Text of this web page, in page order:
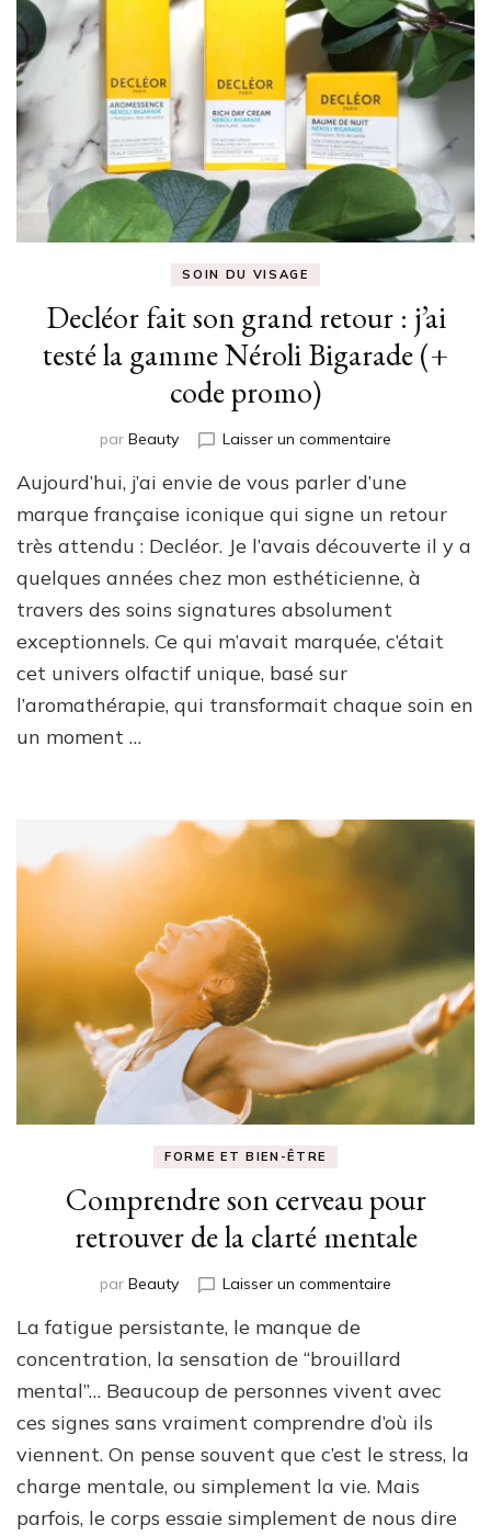
SOIN DU VISAGE
Decléor fait son grand retour : j’ai
testé la gamme Néroli Bigarade (+
code promo)
par Beauty Laisser un commentaire
fait
son
retour
:
testé
la
Bigarade
Aujourd’hui, j’ai envie de vous parler d’une
marque française iconique qui signe un retour
très attendu : Decléor. Je l’avais découverte il y a
quelques années chez mon esthéticienne, à
travers des soins signatures absolument
exceptionnels. Ce qui m’avait marquée, c’était
cet univers olfactif unique, basé sur
l’aromathérapie, qui transformait chaque soin en
un moment …
FORME ET BIEN-ÊTRE
Comprendre son cerveau pour
retrouver de la clarté mentale
par Beauty Laisser un commentaire
cerveau
retrouver
de
la
clarté
mentale
La fatigue persistante, le manque de
concentration, la sensation de “brouillard
mental”… Beaucoup de personnes vivent avec
ces signes sans vraiment comprendre d’où ils
viennent. On pense souvent que c’est le stress, la
charge mentale, ou simplement la vie. Mais
parfois, le corps essaie simplement de nous dire